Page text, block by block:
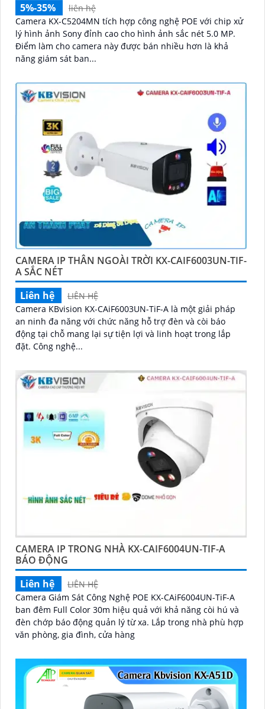
5%-35%
liên hệ
Camera KX-C5204MN tích hợp công nghệ POE với chip xử
lý hình ảnh Sony đỉnh cao cho hình ảnh sắc nét 5.0 MP.
Điểm làm cho camera này được bán nhiều hơn là khả
năng giám sát ban...
CAMERA IP THÂN NGOÀI TRỜI KX-CAIF6003UN-TIF-
A SẮC NÉT
Liên hệ
LIÊN HỆ
Camera KBvision KX-CAiF6003UN-TiF-A là một giải pháp
an ninh đa năng với chức năng hỗ trợ đèn và còi báo
động tại chỗ mang lại sự tiện lợi và linh hoạt trong lắp
đặt. Công nghệ...
CAMERA IP TRONG NHÀ KX-CAIF6004UN-TIF-A
BÁO ĐỘNG
Liên hệ
LIÊN HỆ
Camera Giám Sát Công Nghệ POE KX-CAiF6004UN-TiF-A
ban đêm Full Color 30m hiệu quả với khả năng còi hú và
đèn chớp báo động quản lý từ xa. Lắp trong nhà phù hợp
văn phòng, gia đình, cửa hàng